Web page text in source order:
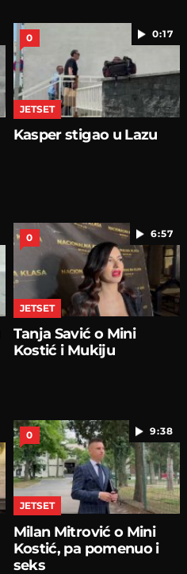
0:17
0
JETSET
Kasper stigao u Lazu
6:57
0
JETSET
Tanja Savić o Mini
Kostić i Mukiju
9:38
0
JETSET
Milan Mitrović o Mini
Kostić, pa pomenuo i
seks